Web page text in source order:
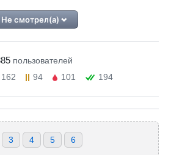
Не смотрел(а)
пользователей
162 94 101 194
3 4 5 6